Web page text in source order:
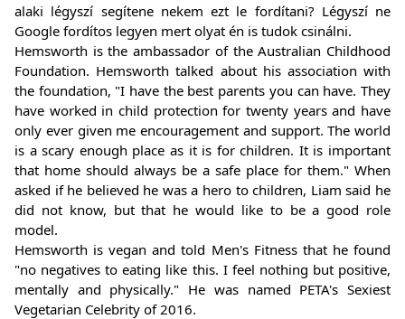
alaki légyszí segítene nekem ezt le fordítani? Légyszí ne
Google fordítos legyen mert olyat én is tudok csinálni.
Hemsworth is the ambassador of the Australian Childhood
Foundation. Hemsworth talked about his association with
the foundation, "I have the best parents you can have. They
have worked in child protection for twenty years and have
only ever given me encouragement and support. The world
is a scary enough place as it is for children. It is important
that home should always be a safe place for them." When
asked if he believed he was a hero to children, Liam said he
did not know, but that he would like to be a good role
model.
Hemsworth is vegan and told Men's Fitness that he found
"no negatives to eating like this. I feel nothing but positive,
mentally and physically." He was named PETA's Sexiest
Vegetarian Celebrity of 2016.